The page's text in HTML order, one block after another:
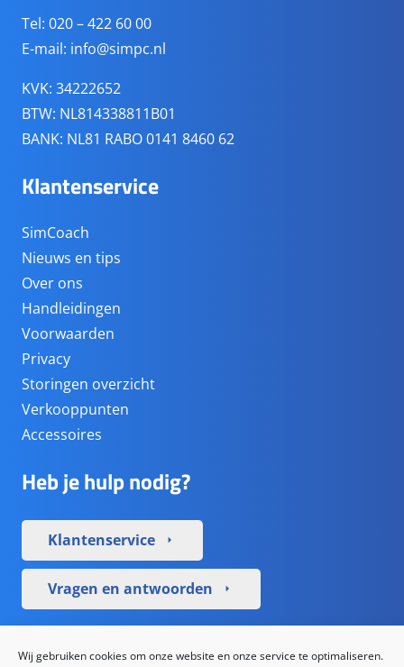
Wij gebruiken cookies om onze website en onze service te optimaliseren.
Tel: 020 – 422 60 00
E-mail: info@simpc.nl
KVK: 34222652
BTW: NL814338811B01
BANK: NL81 RABO 0141 8460 62
Klantenservice
SimCoach
Nieuws en tips
Over ons
Handleidingen
Voorwaarden
Privacy
Storingen overzicht
Verkooppunten
Accessoires
Heb je hulp nodig?
Klantenservice arrow_right
Vragen en antwoorden arrow_right
Sociale media